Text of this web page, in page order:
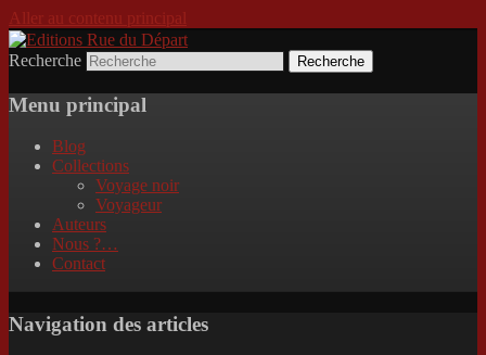
Aller au contenu principal
Editions Rue du Départ
Incitation au voyage, du roman noir au
poème.
Recherche
Menu principal
Blog
Collections
Voyage noir
Voyageur
Auteurs
Nous ?…
Contact
Navigation des articles